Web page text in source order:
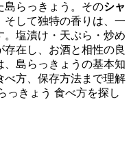
島らっきょう。そのシャ
、そして独特の香りは、一
。塩漬け・天ぷら・炒め
在し、お酒と相性の良
、島らっきょうの基本知
べ方、保存方法まで理解
っきょう 食べ方を探し